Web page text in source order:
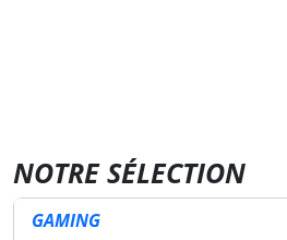
NOTRE SÉLECTION
GAMING